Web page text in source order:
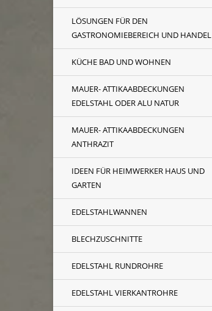
LÖSUNGEN FÜR DEN
GASTRONOMIEBEREICH UND HANDEL
KÜCHE BAD UND WOHNEN
MAUER- ATTIKAABDECKUNGEN
EDELSTAHL ODER ALU NATUR
MAUER- ATTIKAABDECKUNGEN
ANTHRAZIT
IDEEN FÜR HEIMWERKER HAUS UND
GARTEN
EDELSTAHLWANNEN
BLECHZUSCHNITTE
EDELSTAHL RUNDROHRE
EDELSTAHL VIERKANTROHRE